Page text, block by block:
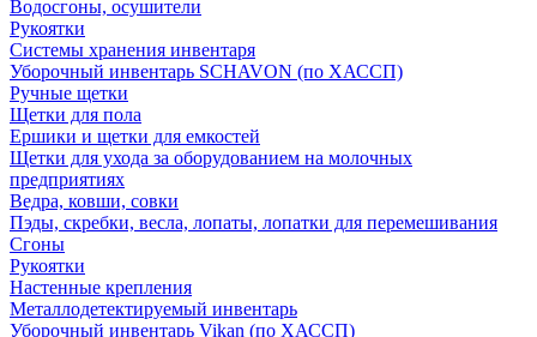
Водосгоны, осушители
Рукоятки
Системы хранения инвентаря
Уборочный инвентарь SCHAVON (по ХАССП)
Ручные щетки
Щетки для пола
Ершики и щетки для емкостей
Щетки для ухода за оборудованием на молочных
предприятиях
Ведра, ковши, совки
Пэды, скребки, весла, лопаты, лопатки для перемешивания
Сгоны
Рукоятки
Настенные крепления
Металлодетектируемый инвентарь
Уборочный инвентарь Vikan (по ХАССП)